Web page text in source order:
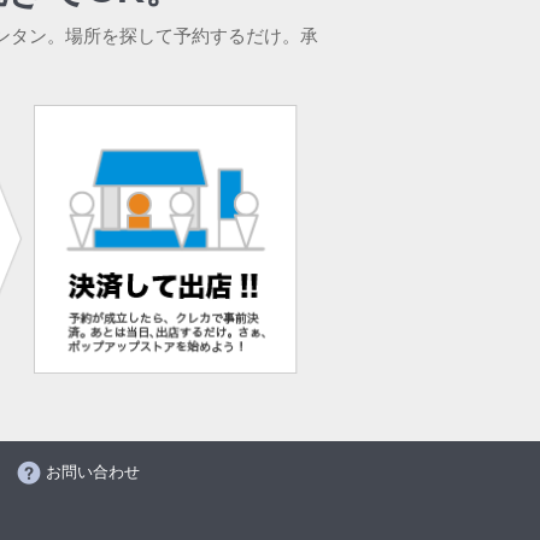
ン。場所を探して予約するだけ。承
お問い合わせ